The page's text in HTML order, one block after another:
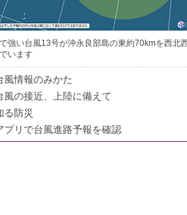
強い台風13号が沖永良部島の東約70kmを西北
います
風情報のみかた
風の接近、上陸に備えて
る防災
プリで台風進路予報を確認